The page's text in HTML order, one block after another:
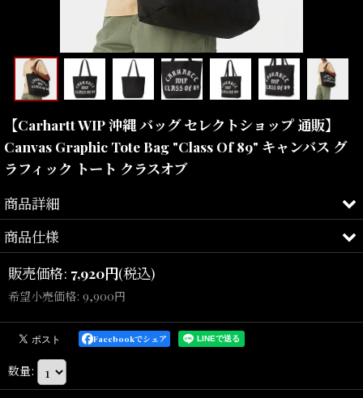
【Carhartt WIP 沖縄 バッグ セレクトショップ 通販】
Canvas Graphic Tote Bag "Class Of 89" キャンバス グ
ラフィック トート クラスオブ
商品詳細
PLAYFUL CLASSIC.
Carhartt WIP
Carhartt WIPより、ブランドらしいカレッジテイストのグラフィッ
クを大胆に落とし込んだ
「Canvas Graphic Tote Bag "Class Of 89"」が入荷しました。
商品仕様
販売価格: 7,920円(税込)
希望小売価格: 9,900円
Facebookでシェア
数量: